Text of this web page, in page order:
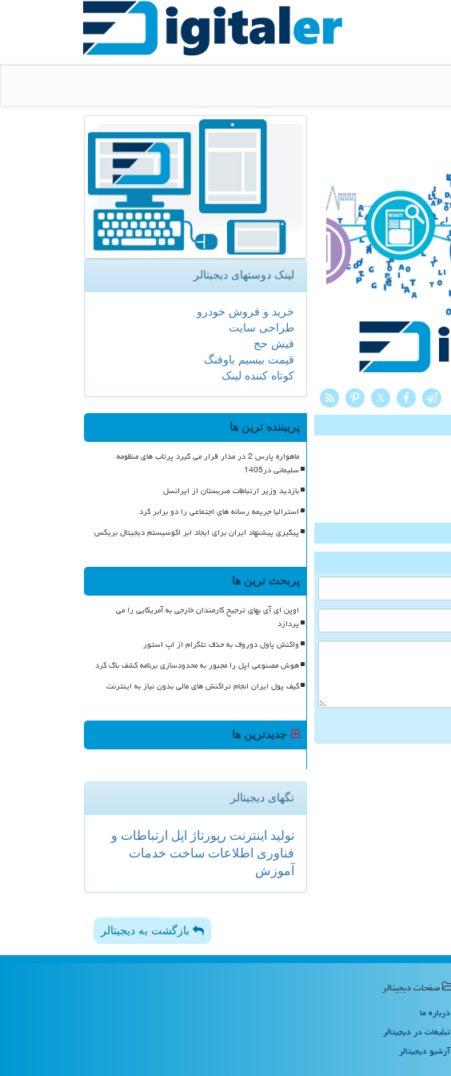
X
لینک دوستهای دیجیتالر
خرید و فروش خودرو
طراحی سایت
فیش حج
قیمت بیسیم باوفنگ
کوتاه کننده لینک
پربیننده ترین ها
ماهواره پارس 2 در مدار قرار می گیرد پرتاب های منظومه
سلیمانی در1405
بازدید وزیر ارتباطات صربستان از ایرانسل
استرالیا جریمه رسانه های اجتماعی را دو برابر کرد
پیگیری پیشنهاد ایران برای ایجاد ابر اکوسیستم دیجیتال بریکس
پربحث ترین ها
اوپن ای آی بهای ترجیح کارمندان خارجی به آمریکایی را می
پردازد
واکنش پاول دوروف به حذف تلگرام از اپ استور
هوش مصنوعی اپل را مجبور به محدودسازی برنامه کشف باگ کرد
کیف پول ایران انجام تراکنش های مالی بدون نیاز به اینترنت
جدیدترین ها
تگهای دیجیتالر
تولید اینترنت رپورتاژ اپل ارتباطات و
فناوری اطلاعات ساخت خدمات
آموزش
بازگشت به دیجیتالر
صفحات دیجیتالر
درباره ما
تبلیغات در دیجیتالر
آرشیو دیجیتالر